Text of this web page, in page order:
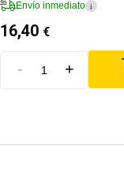
Envío inmediato i
16,40 €
- +